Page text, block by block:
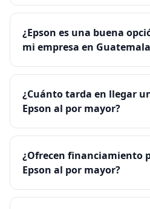
¿Epson es una buena
mi empresa en
¿Cuánto tarda en llegar
Epson al por mayor?
¿Ofrecen financiamiento
Epson al por mayor?